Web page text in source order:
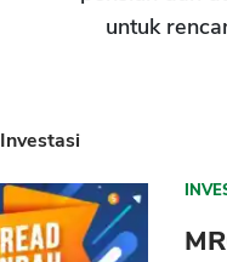
untuk
Investasi